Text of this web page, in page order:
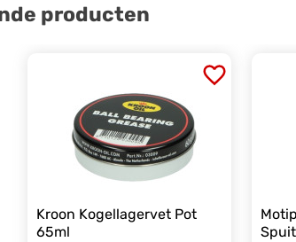
producten
Kroon Kogellagervet Pot
65ml